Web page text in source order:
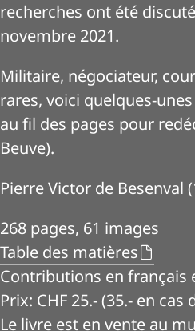
recherches ont été
novembre 2021.
Militaire, négociateur,
rares, voici quelques-
au fil des pages pour
Beuve).
Pierre Victor de Besenval
268 pages, 61 images
Table des matières
Contributions en français
Prix: CHF 25.- (35.- en
Le livre est en vente au